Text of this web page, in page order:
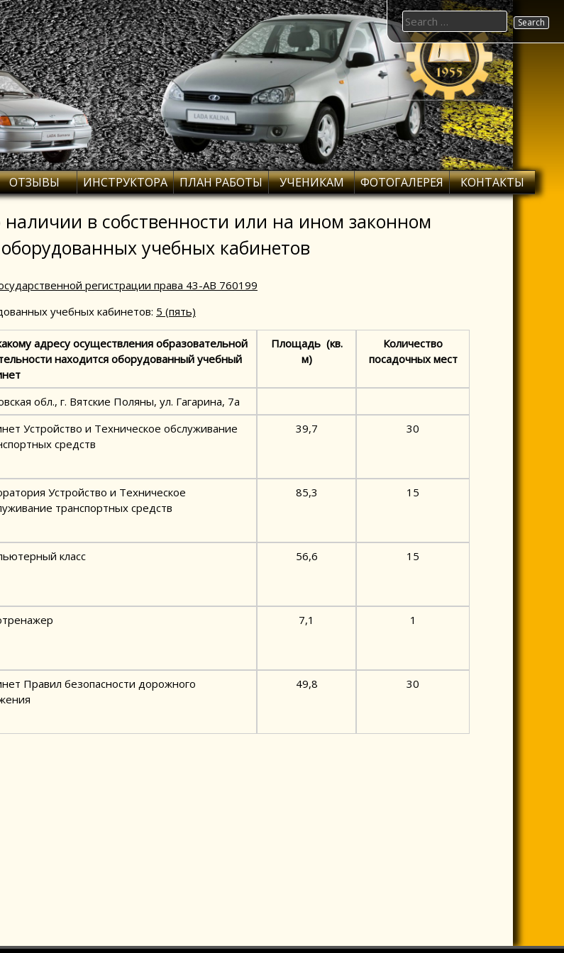
ОТЗЫВЫ ИНСТРУКТОРА ПЛАН РАБОТЫ УЧЕНИКАМ ФОТОГАЛЕРЕЯ КОНТАКТЫ
Search
for:
наличии в собственности или на ином законном
учебных кабинетов
регистрации права 43-АВ 760199
учебных кабинетов: 5 (пять)
адресу осуществления образовательной
находится оборудованный учебный
Площадь (кв.
м)
Количество
посадочных мест
обл., г. Вятские Поляны, ул. Гагарина, 7а
Устройство и Техническое обслуживание
средств
39,7 30
Устройство и Техническое
транспортных средств
85,3 15
класс 56,6 15
7,1 1
Правил безопасности дорожного
49,8 30